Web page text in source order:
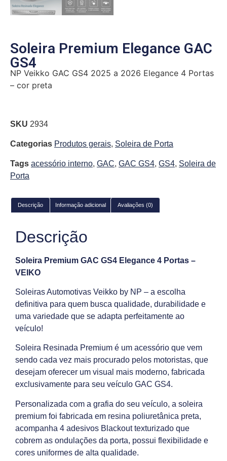
Soleira Premium Elegance GAC
GS4
NP Veikko GAC GS4 2025 a 2026 Elegance 4 Portas
– cor preta
SKU 2934
Categorias Produtos gerais, Soleira de Porta
Tags acessório interno, GAC, GAC GS4, GS4, Soleira de
Porta
Descrição Informação adicional Avaliações (0)
Descrição
Soleira Premium GAC GS4 Elegance 4 Portas –
VEIKO
Soleiras Automotivas Veikko by NP – a escolha
definitiva para quem busca qualidade, durabilidade e
uma variedade que se adapta perfeitamente ao
veículo!
Soleira Resinada Premium é um acessório que vem
sendo cada vez mais procurado pelos motoristas, que
desejam oferecer um visual mais moderno, fabricada
exclusivamente para seu veículo GAC GS4.
Personalizada com a grafia do seu veículo, a soleira
premium foi fabricada em resina poliuretânica preta,
acompanha 4 adesivos Blackout texturizado que
cobrem as ondulações da porta, possui flexibilidade e
cores uniformes de alta qualidade.